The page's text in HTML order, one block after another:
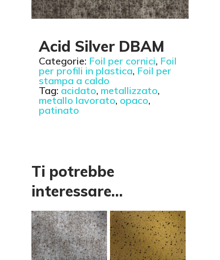
Acid Silver DBAM
Categorie: Foil per cornici, Foil
per profili in plastica, Foil per
stampa a caldo
Tag: acidato, metallizzato,
metallo lavorato, opaco,
patinato
Ti potrebbe
interessare…